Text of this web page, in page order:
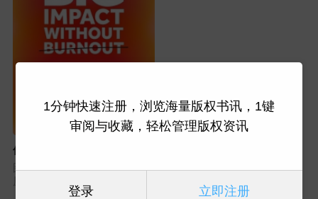
优雅逐梦：8大策略助力女性
掌控事业与生活
图书类型：经管励志
1分钟快速注册，浏览海量版权书讯，1键
审阅与收藏，轻松管理版权资讯
登录 立即注册